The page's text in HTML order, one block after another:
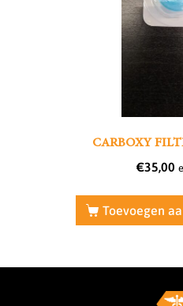
CARBOXY
€35,00
Toevoegen